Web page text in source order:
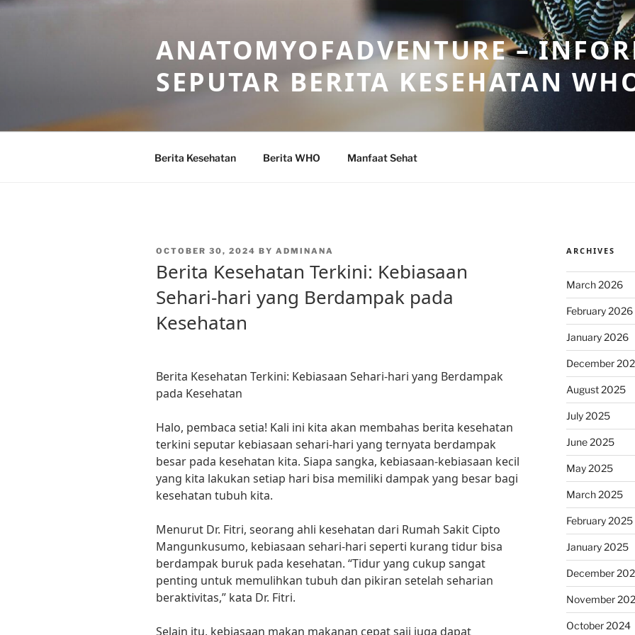
Skip
ANATOMYOFADVENTURE –
SEPUTAR BERITA KESEHATAN
Berita Kesehatan Berita WHO Manfaat Sehat
POSTED
OCTOBER 30, 2024 BY ADMINANA
Berita Kesehatan Terkini: Kebiasaan
Sehari-hari yang Berdampak pada
Kesehatan
Berita Kesehatan Terkini: Kebiasaan Sehari-hari yang Berdampak
pada Kesehatan
Halo, pembaca setia! Kali ini kita akan membahas berita kesehatan
terkini seputar kebiasaan sehari-hari yang ternyata berdampak
besar pada kesehatan kita. Siapa sangka, kebiasaan-kebiasaan kecil
yang kita lakukan setiap hari bisa memiliki dampak yang besar bagi
kesehatan tubuh kita.
Menurut Dr. Fitri, seorang ahli kesehatan dari Rumah Sakit Cipto
Mangunkusumo, kebiasaan sehari-hari seperti kurang tidur bisa
berdampak buruk pada kesehatan. “Tidur yang cukup sangat
penting untuk memulihkan tubuh dan pikiran setelah seharian
beraktivitas,” kata Dr. Fitri.
Selain itu, kebiasaan makan makanan cepat saji juga dapat
ARCHIVES
March 2026
February 2026
January 2026
December
August 2025
July 2025
June 2025
May 2025
March 2025
February 2025
January 2025
December
November
October 2024